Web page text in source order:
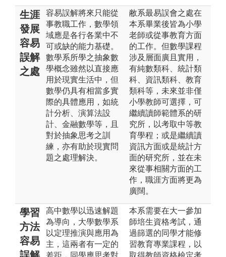
生涯
發展
容易
誤解
之處
容易誤解將來只能從
事教職工作，數學領
域應是各行各業中不
可或缺的能力基礎。
數學系所學之抽象數
學概念雖然以直接應
用於現實生活中，但
數學仍具有相當多實
際的具體應用，如統
計分析、演算法設
計、金融數學等，且
對於抽象思考之訓
練，亦有助於現實問
題之處理解決。
敝系最易誤會之處在
本系畢業後皆為小學
老師或從事教育方面
的工作。但數學課程
涉及層面廣且實用，
有純數類科、統計類
科、資訊類科、教育
類科等，未來並非僅
小學教師可選擇，可
繼續讀師範體系的研
究所，以考取中等教
育學程；或是繼續讀
資訊方面或是統計方
面的研究所，並在未
來從事相關方面的工
作，職涯方面將更為
廣闊。
學習
方法
容易
高中數學以迅速解題
為導向，大學數學系
以定理推演與應用為
主，這兩者有一定的
差距，同學應思考對
本系需要在大一參加
師培生資格考試，通
過篩選的同學才能修
習教育專業課程，以
取得教師資格檢定考